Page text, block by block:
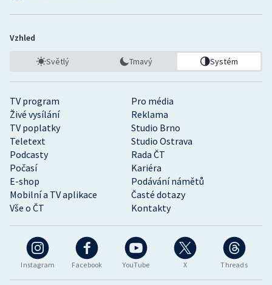
Instagram Facebook YouTube X Threads
TV program
Pro média
Živé vysílání
Reklama
TV poplatky
Studio Brno
Teletext
Studio Ostrava
Podcasty
Rada ČT
Počasí
Kariéra
E-shop
Podávání námětů
Mobilní a TV aplikace
Časté dotazy
Vše o ČT
Kontakty
Vzhled
Světlý Tmavý Systém